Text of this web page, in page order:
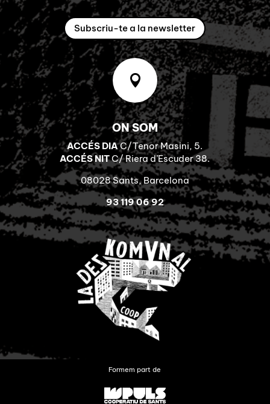
Subscriu-te a la newsletter

ON SOM
ACCÉS DIAC/Tenor Masini, 5.
ACCÉS NITC/ Riera d’Escuder 38.
08028 Sants, Barcelona
93 119 06 92
Formem part de